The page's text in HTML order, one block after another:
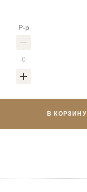
Р-р
В КОРЗИНУ